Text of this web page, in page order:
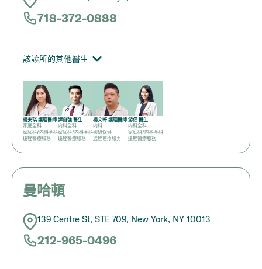
718-372-0888
該診所的其他醫生
楊安琪 護理醫師
家庭全科
家庭科/内科全科
遠程醫療服務
譚自強 醫生
内科全科
家庭科/内科全科
遠程醫療服務
楊文軒 護理醫師
内科
初级保健
远程医疗服务
游侶 醫生
内科全科
家庭科/内科全科
遠程醫療服務
曼哈頓
139 Centre St, STE 709, New York, NY 10013
212-965-0496